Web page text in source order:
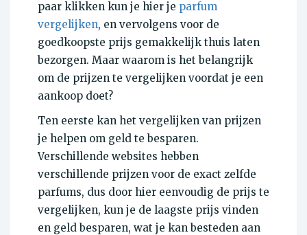
paar klikken kun je hier je parfum
vergelijken, en vervolgens voor de
goedkoopste prijs gemakkelijk thuis laten
bezorgen. Maar waarom is het belangrijk
om de prijzen te vergelijken voordat je een
aankoop doet?
Ten eerste kan het vergelijken van prijzen
je helpen om geld te besparen.
Verschillende websites hebben
verschillende prijzen voor de exact zelfde
parfums, dus door hier eenvoudig de prijs te
vergelijken, kun je de laagste prijs vinden
en geld besparen, wat je kan besteden aan